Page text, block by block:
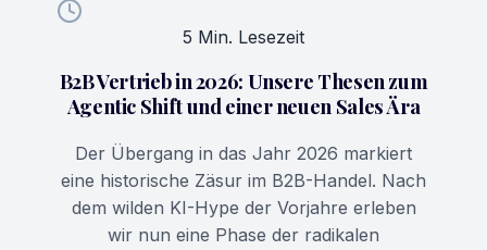
5 Min. Lesezeit
B2B Vertrieb in 2026: Unsere Thesen zum
Agentic Shift und einer neuen Sales Ära
Der Übergang in das Jahr 2026 markiert
eine historische Zäsur im B2B-Handel. Nach
dem wilden KI-Hype der Vorjahre erleben
wir nun eine Phase der radikalen